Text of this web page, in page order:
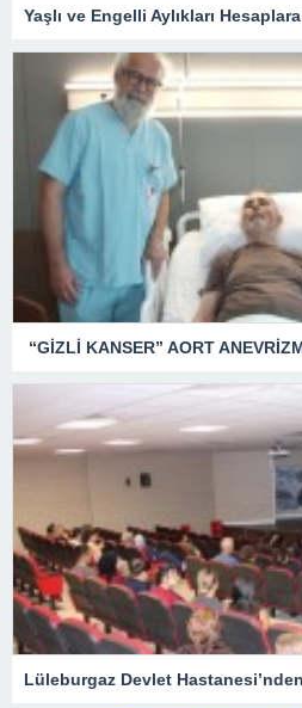
Yaşlı ve Engelli Aylıkları